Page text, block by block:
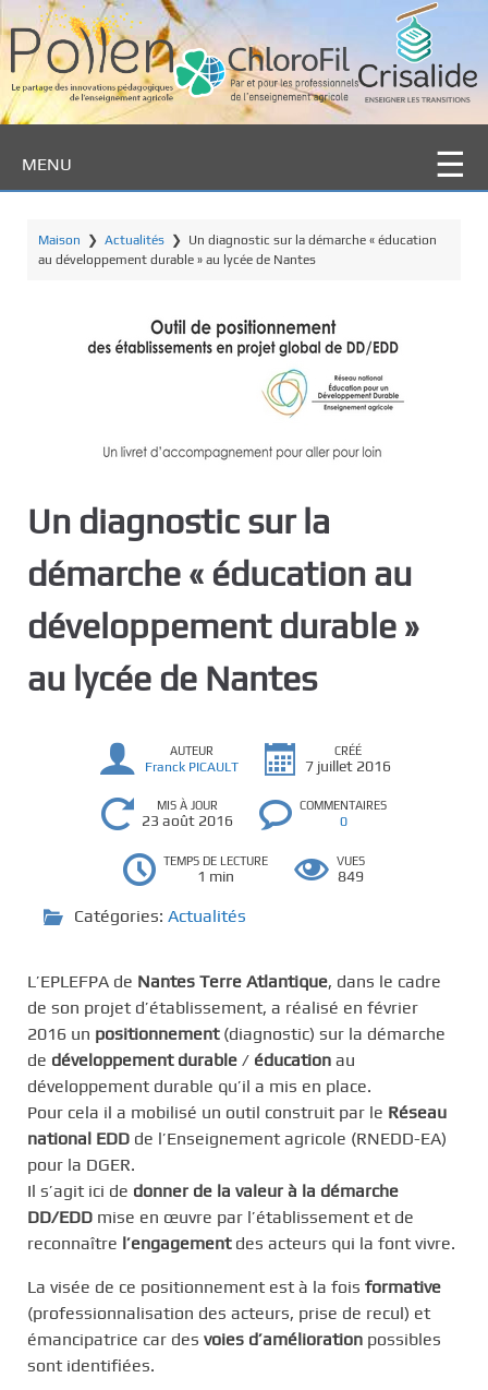
a
e
u
MENU
Maison ❯ Actualités ❯ Un diagnostic sur la démarche « éducation
au développement durable » au lycée de Nantes
Un diagnostic sur la
démarche « éducation au
développement durable »
au lycée de Nantes
AUTEUR
Franck PICAULT
CRÉÉ
7 juillet 2016
MIS À JOUR
23 août 2016
COMMENTAIRES
0
TEMPS DE LECTURE
1 min
VUES
849
Catégories: Actualités
L’EPLEFPA de Nantes Terre Atlantique, dans le cadre
de son projet d’établissement, a réalisé en février
2016 un positionnement(diagnostic) sur la démarche
de développement durable / éducation au
développement durable qu’il a mis en place.
Pour cela il a mobilisé un outil construit par le Réseau
national EDD de l’Enseignement agricole (RNEDD-EA)
pour la DGER.
Il s’agit ici de donner de la valeur à la démarche
DD/EDD mise en œuvre par l’établissement et de
reconnaître l’engagementdes acteurs qui la font vivre.
La visée de ce positionnement est à la fois formative
(professionnalisation des acteurs, prise de recul) et
émancipatrice car des voies d’amélioration possibles
sont identifiées.